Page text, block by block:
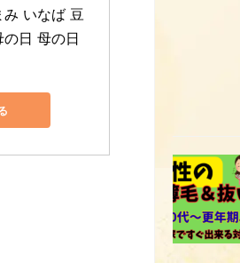
いなば 豆
日 母の日